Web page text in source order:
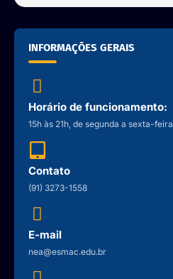
INFORMAÇÕES GERAIS
Horário de funcionamento:
15h às 21h, de segunda a sexta-feira
Contato
(91) 3273-1558
E-mail
nea@esmac.edu.br